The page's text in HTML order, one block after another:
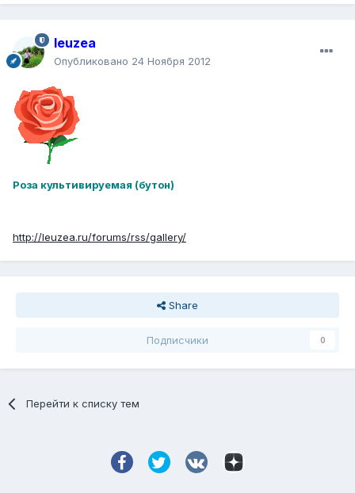
leuzea
Опубликовано 24 Ноября 2012
Роза культивируемая (бутон)
http://leuzea.ru/forums/rss/gallery/
Share
Подписчики 0
Перейти к списку тем